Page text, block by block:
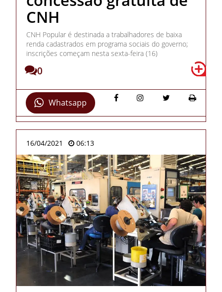
CNH
CNH Popular é destinada a trabalhadores de baixa
renda cadastrados em programa sociais do governo;
inscrições começam nesta sexta-feira (16)
0
Whatsapp
16/04/2021 06:13